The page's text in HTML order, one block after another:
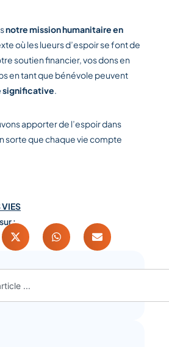
notre mission humanitaire en
où les lueurs d’espoir se font de
soutien financier, vos dons en
en tant que bénévole peuvent
significative.
apporter de l’espoir dans
sorte que chaque vie compte
VIES
: